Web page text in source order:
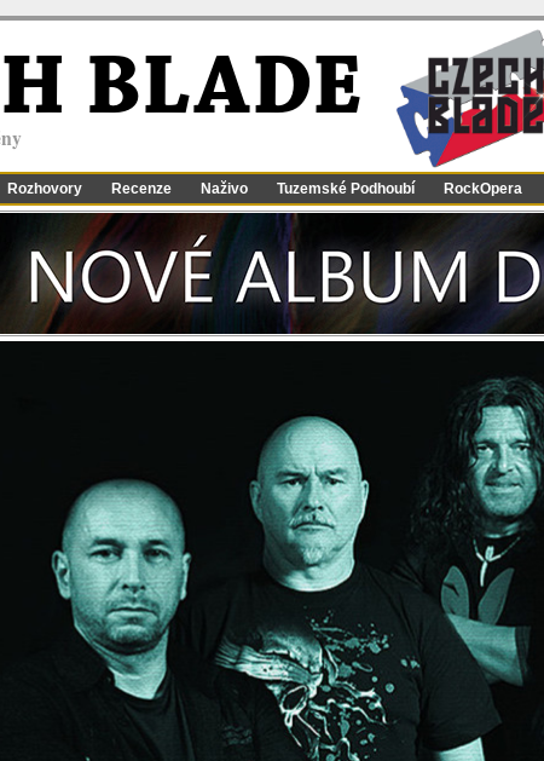
BLADE
Rozhovory Recenze Naživo Tuzemské Podhoubí RockOpera